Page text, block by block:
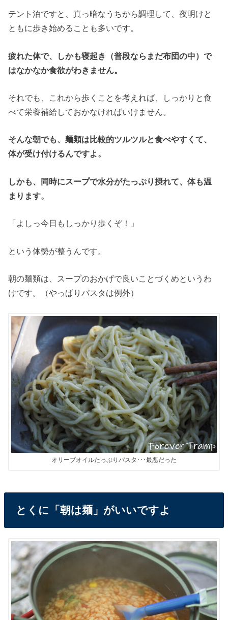
テント泊ですと、真っ暗なうちから調理して、夜明けと
ともに歩き始めることも多いです。
疲れた体で、しかも寝起き（普段ならまだ布団の中）で
はなかなか食欲がわきません。
それでも、これから歩くことを考えれば、しっかりと食
べて栄養補給しておかなければいけません。
そんな朝でも、麺類は比較的ツルツルと食べやすくて、
体が受け付けるんですよ。
しかも、同時にスープで水分がたっぷり摂れて、体も温
まります。
「よしっ今日もしっかり歩くぞ！」
という体勢が整うんです。
朝の麺類は、スープのおかげで良いことづくめというわ
けです。（やっぱりパスタは例外）
オリーブオイルたっぷりパスタ･･･最悪だった
とくに「朝は麺」がいいですよ